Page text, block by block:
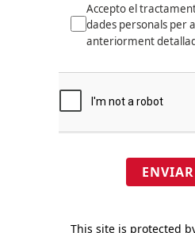
Accepto el
dades personals per
anteriorment
ENVIAR
This site is protected